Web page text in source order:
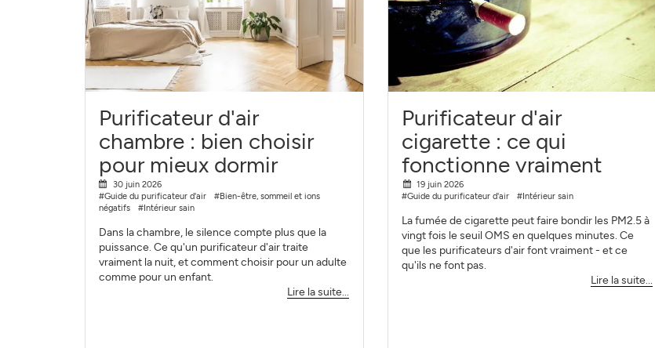
Purificateur d'air
chambre : bien choisir
pour mieux dormir
30 juin 2026
#Guide du purificateur d'air
#Bien-être, sommeil et ions
négatifs
#Intérieur sain
Dans la chambre, le silence compte plus que la
puissance. Ce qu'un purificateur d'air traite
vraiment la nuit, et comment choisir pour un adulte
comme pour un enfant.
Lire la suite...
Purificateur d'air
cigarette : ce qui
fonctionne vraiment
19 juin 2026
#Guide du purificateur d'air
#Intérieur sain
La fumée de cigarette peut faire bondir les PM2.5 à
vingt fois le seuil OMS en quelques minutes. Ce
que les purificateurs d'air font vraiment - et ce
qu'ils ne font pas.
Lire la suite...